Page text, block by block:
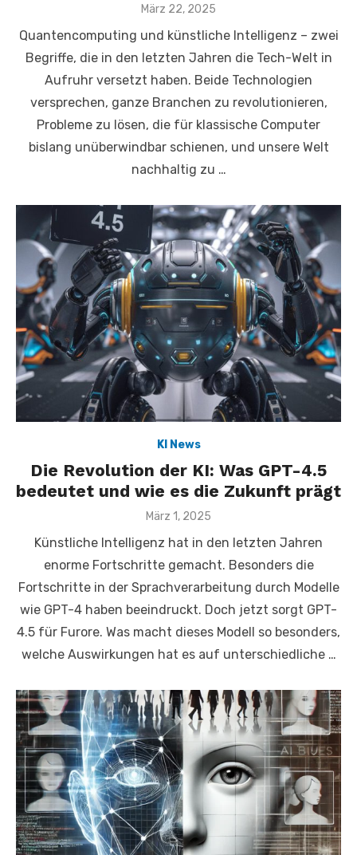
Veröffentlicht
März 22, 2025
Quantencomputing und künstliche Intelligenz – zwei
Begriffe, die in den letzten Jahren die Tech-Welt in
Aufruhr versetzt haben. Beide Technologien
versprechen, ganze Branchen zu revolutionieren,
Probleme zu lösen, die für klassische Computer
bislang unüberwindbar schienen, und unsere Welt
nachhaltig zu …
KI News
Die Revolution der KI: Was GPT-4.5
bedeutet und wie es die Zukunft prägt
Veröffentlicht
März 1, 2025
Künstliche Intelligenz hat in den letzten Jahren
enorme Fortschritte gemacht. Besonders die
Fortschritte in der Sprachverarbeitung durch Modelle
wie GPT-4 haben beeindruckt. Doch jetzt sorgt GPT-
4.5 für Furore. Was macht dieses Modell so besonders,
welche Auswirkungen hat es auf unterschiedliche …